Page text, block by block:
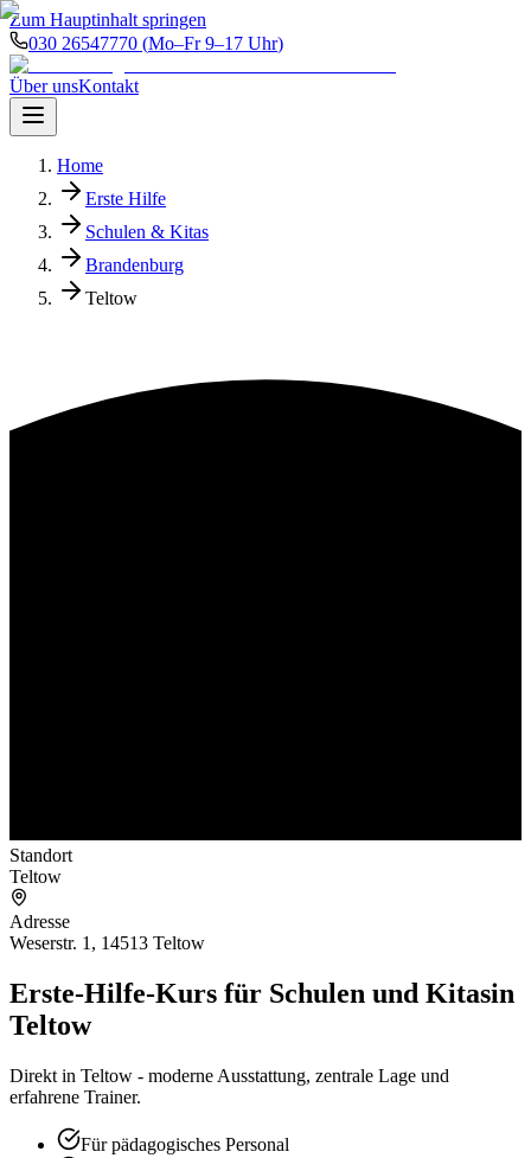
Zum Hauptinhalt springen
030 26547770 (Mo–Fr 9–17 Uhr)
Über unsKontakt
Home
Erste Hilfe
Schulen & Kitas
Brandenburg
Teltow
Standort
Teltow
Adresse
Weserstr. 1, 14513 Teltow
Erste-Hilfe-Kurs für Schulen und Kitasin
Teltow
Direkt in Teltow - moderne Ausstattung, zentrale Lage und
erfahrene Trainer.
Für pädagogisches Personal